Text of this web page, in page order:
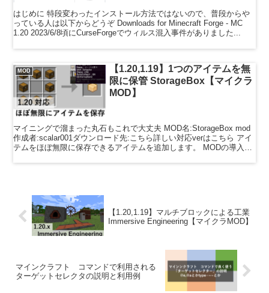
はじめに 特段変わったインストール方法ではないので、普段からや
っている人は以下からどうぞ Downloads for Minecraft Forge - MC
1.20 2023/6/8頃にCurseForgeでウィルス混入事件がありました...
MOD
【1.20,1.19】1つのアイテムを無
限に保管 StorageBox【マイクラ
MOD】
マイニングで溜まった丸石もこれで大丈夫 MOD名:StorageBox mod
作成者:scalar001ダウンロード先:こちら詳しい対応verはこちら アイ
テムをほぼ無限に保存できるアイテムを追加します。 MODの導入方
【1.20,1.19】マルチブロックによる工業
Immersive Engineering【マイクラMOD】
マインクラフト コマンドで利用される
ターゲットセレクタの説明と利用例